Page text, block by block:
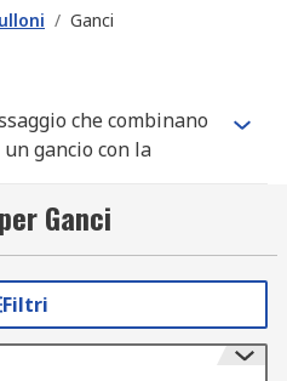
/ Ganci
che combinano
gancio con la
vite
versatili.
e alcuni modelli sono
Ganci
Filtri